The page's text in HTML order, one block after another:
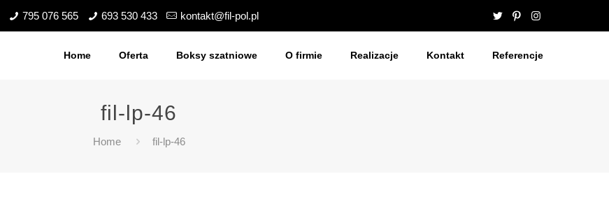
795 076 565 693 530 433 kontakt@fil-pol.pl
Home Oferta Boksy szatniowe O firmie Realizacje Kontakt Referencje
fil-lp-46
Home fil-lp-46